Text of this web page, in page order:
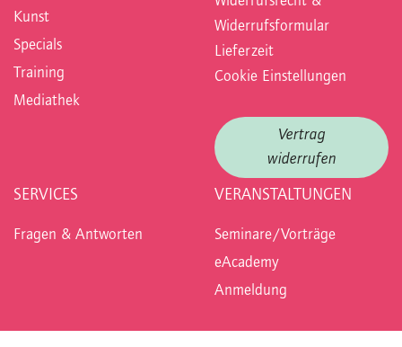
Kunst
Specials
Training
Mediathek
Widerrufsformular
Lieferzeit
Cookie Einstellungen
Vertrag
widerrufen
SERVICES
Fragen & Antworten
VERANSTALTUNGEN
Seminare/Vorträge
eAcademy
Anmeldung